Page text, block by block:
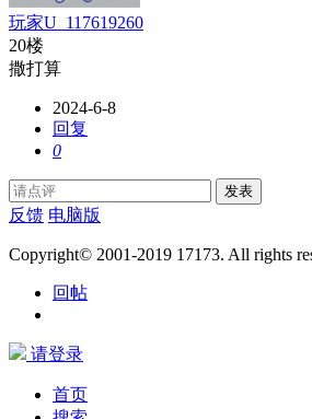
玩家U_117619260
20楼
撒打算
2024-6-8
回复
0
发表
反馈 电脑版
Copyright© 2001-2019 17173. All rights
回帖
请登录
首页